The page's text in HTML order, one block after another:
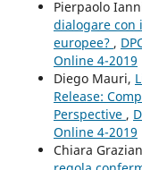
Pierpaolo
dialogare con
europee? ,
Online 4-2019
Diego Mauri,
Release:
Perspective ,
Online 4-2019
Chiara